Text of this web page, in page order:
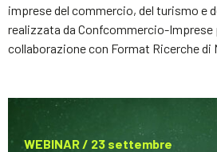
imprese del commercio, del turismo e
realizzata da Confcommercio-Imprese
collaborazione con Format Ricerche di
WEBINAR / 23 settembre